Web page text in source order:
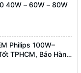
40W – 60W – 80W
Philips 100W–
TPHCM, Bảo Hành